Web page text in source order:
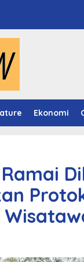
Ekonomi